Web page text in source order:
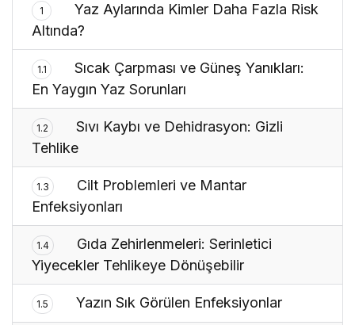
1
Yaz Aylarında Kimler Daha Fazla Risk
Altında?
1.1
Sıcak Çarpması ve Güneş Yanıkları:
En Yaygın Yaz Sorunları
1.2
Sıvı Kaybı ve Dehidrasyon: Gizli
Tehlike
1.3
Cilt Problemleri ve Mantar
Enfeksiyonları
1.4
Gıda Zehirlenmeleri: Serinletici
Yiyecekler Tehlikeye Dönüşebilir
1.5 Yazın Sık Görülen Enfeksiyonlar